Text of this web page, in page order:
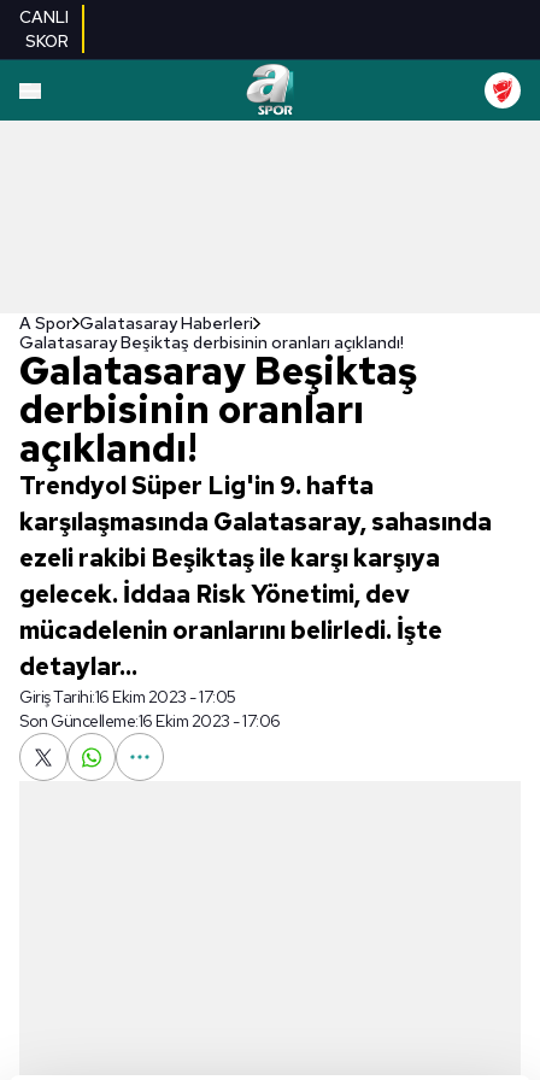
CANLI
SKOR
A Spor Galatasaray Haberleri
Galatasaray Beşiktaş derbisinin oranları açıklandı!
Galatasaray Beşiktaş
derbisinin oranları
açıklandı!
Trendyol Süper Lig'in 9. hafta
karşılaşmasında Galatasaray, sahasında
ezeli rakibi Beşiktaş ile karşı karşıya
gelecek. İddaa Risk Yönetimi, dev
mücadelenin oranlarını belirledi. İşte
detaylar...
Giriş Tarihi:16 Ekim 2023 - 17:05
Son Güncelleme:16 Ekim 2023 - 17:06